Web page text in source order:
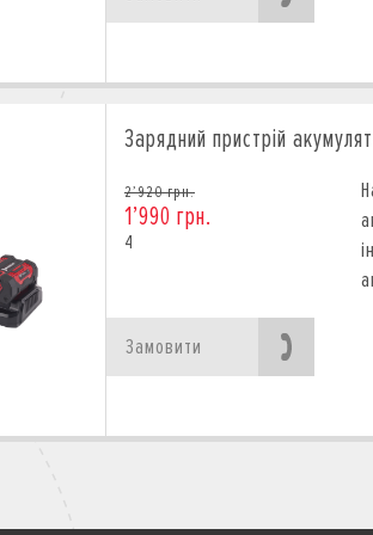
Зарядний пристрій
2’920 грн.
1’990 грн.
4
Замовити